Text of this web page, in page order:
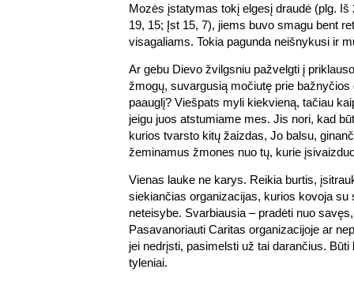
Mozės įstatymas tokį elgesį draudė (plg. Iš
19, 15; Įst 15, 7), jiems buvo smagu bent
visagaliams. Tokia pagunda neišnykusi ir
Ar gebu Dievo žvilgsniu pažvelgti į
žmogų, suvargusią močiutę prie
paauglį? Viešpats myli kiekvieną, tačiau
jeigu juos atstumiame mes. Jis nori, kad
kurios tvarsto kitų žaizdas, Jo balsu,
žeminamus žmones nuo tų, kurie
Vienas lauke ne karys. Reikia burtis,
siekiančias organizacijas, kurios kovoja su
neteisybe. Svarbiausia – pradėti nuo
Pasavanoriauti Caritas organizacijoje ar
jei nedrįsti, pasimelsti už tai darančius. Būti
tyleniai.